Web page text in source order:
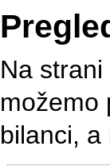
Na strani
možemo
bilanci,